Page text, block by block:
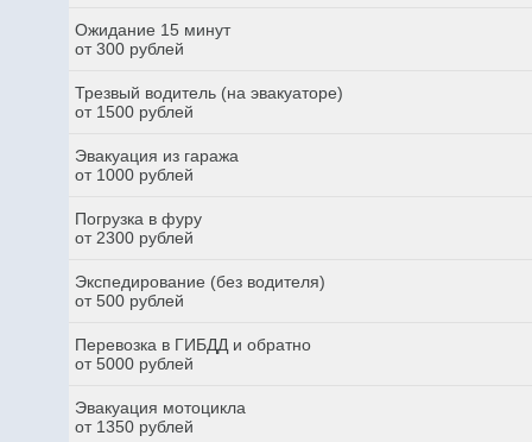
Ожидание 15 минут
от 300 рублей
Трезвый водитель (на эвакуаторе)
от 1500 рублей
Эвакуация из гаража
от 1000 рублей
Погрузка в фуру
от 2300 рублей
Экспедирование (без водителя)
от 500 рублей
Перевозка в ГИБДД и обратно
от 5000 рублей
Эвакуация мотоцикла
от 1350 рублей